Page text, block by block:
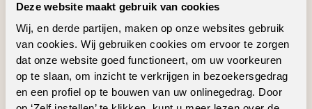
Deze website maakt gebruik van cookies
Wij, en derde partijen, maken op onze websites gebruik
van cookies. Wij gebruiken cookies om ervoor te zorgen
dat onze website goed functioneert, om uw voorkeuren
op te slaan, om inzicht te verkrijgen in bezoekersgedrag
en een profiel op te bouwen van uw onlinegedrag. Door